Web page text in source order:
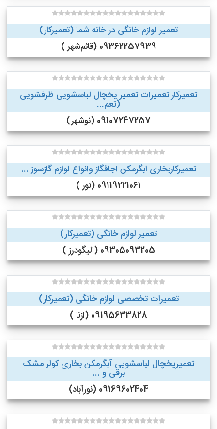
تعمیر لوازم خانگی در خانه شما (تعمیرکار)
09362257939 (قائم‌شهر )
تعمیرکار تعمیرات تعمیر یخچال لباسشویی ظرفشویی
(تعم...
09107247257 (نوشهر)
تعمیرکاربخاری ابگرمکن اجاقگاز وانواع لوازم گازسوز ...
09119221061 (نور )
تعمیر لوازم خانگی (تعمیرکار)
09305093205 (الیگودرز )
تعمیرات تخصصی لوازم خانگی (تعمیرکار)
09195633828 (ازنا )
تعمیریخچال لباسشویی آبگرمکن بخاری کولر مشک
برقی و ...
09169602404 (نورآباد)